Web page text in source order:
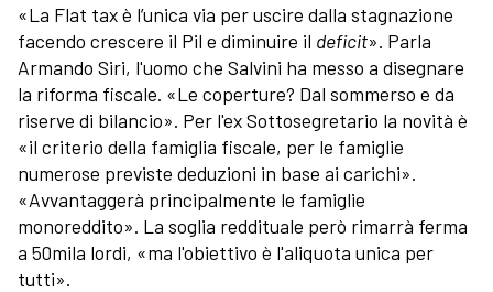
«La Flat tax è l’unica via per uscire dalla stagnazione
facendo crescere il Pil e diminuire il deficit». Parla
Armando Siri, l'uomo che Salvini ha messo a disegnare
la riforma fiscale. «Le coperture? Dal sommerso e da
riserve di bilancio». Per l'ex Sottosegretario la novità è
«il criterio della famiglia fiscale, per le famiglie
numerose previste deduzioni in base ai carichi».
«Avvantaggerà principalmente le famiglie
monoreddito». La soglia reddituale però rimarrà ferma
a 50mila lordi, «ma l'obiettivo è l'aliquota unica per
tutti».